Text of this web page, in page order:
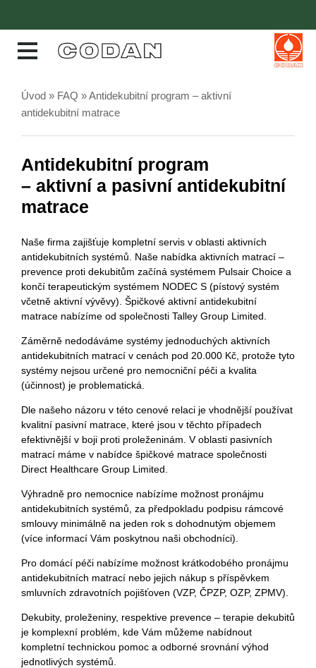
Úvod » FAQ »Antidekubitní program – aktivní
antidekubitní matrace
Antidekubitní program
– aktivní a pasivní antidekubitní
matrace
Naše firma zajišťuje kompletní servis v oblasti aktivních
antidekubitních systémů. Naše nabídka aktivních matrací –
prevence proti dekubitům začíná systémem Pulsair Choice a
končí terapeutickým systémem NODEC S (pístový systém
včetně aktivní vývěvy). Špičkové aktivní antidekubitní
matrace nabízíme od společnosti Talley Group Limited.
Záměrně nedodáváme systémy jednoduchých aktivních
antidekubitních matrací v cenách pod 20.000 Kč, protože tyto
systémy nejsou určené pro nemocniční péči a kvalita
(účinnost) je problematická.
Dle našeho názoru v této cenové relaci je vhodnější používat
kvalitní pasivní matrace, které jsou v těchto případech
efektivnější v boji proti proleženinám. V oblasti pasivních
matrací máme v nabídce špičkové matrace společnosti
Direct Healthcare Group Limited.
Výhradně pro nemocnice nabízíme možnost pronájmu
antidekubitních systémů, za předpokladu podpisu rámcové
smlouvy minimálně na jeden rok s dohodnutým objemem
(více informací Vám poskytnou naši obchodníci).
Pro domácí péči nabízíme možnost krátkodobého pronájmu
antidekubitních matrací nebo jejich nákup s příspěvkem
smluvních zdravotních pojišťoven (VZP, ČPZP, OZP, ZPMV).
Dekubity, proleženiny, respektive prevence – terapie dekubitů
je komplexní problém, kde Vám můžeme nabídnout
kompletní technickou pomoc a odborné srovnání výhod
jednotlivých systémů.